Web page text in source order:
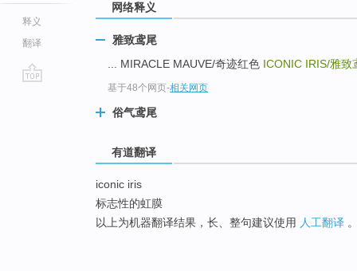
释义
翻译
网络释义
雅致鸢尾
... MIRACLE MAUVE/奇迹红色 ICONIC IRIS/雅致
基于48个网页-相关网页
俗气鸢尾
有道翻译
iconic iris
标志性的虹膜
以上为机器翻译结果，长、整句建议使用 人工翻译